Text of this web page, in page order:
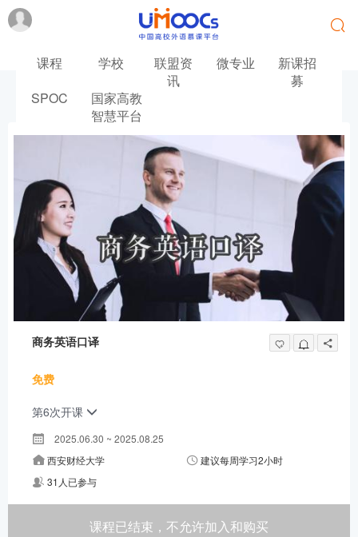
课程 学校
联盟资
讯
微专业
新课招
募
SPOC
国家高教
智慧平台
商务英语口译
免费
第6次开课
2025.06.30 ~ 2025.08.25
西安财经大学
建议每周学习2小时
31人已参与
课程已结束，不允许加入和购买